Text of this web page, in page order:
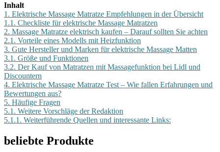
Inhalt
1. Elektrische Massage Matratze Empfehlungen in der Übersicht
1.1. Checkliste für elektrische Massage Matratzen
2. Massage Matratze elektrisch kaufen – Darauf sollten Sie achten
2.1. Vorteile eines Modells mit Heizfunktion
3. Gute Hersteller und Marken für elektrische Massage Matten
3.1. Größe und Funktionen
3.2. Der Kauf von Matratzen mit Massagefunktion bei Lidl und
Discountern
4. Elektrische Massage Matratze Test – Wie fallen Erfahrungen und
Bewertungen aus?
5. Häufige Fragen
5.1. Weitere Vorschläge der Redaktion
5.1.1. Weiterführende Quellen und interessante Links:
beliebte Produkte